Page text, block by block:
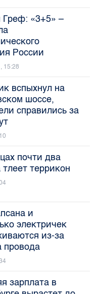
Греф: «3+5» –
России
15:28
вспыхнул на
шоссе,
справились за
почти два
тлеет террикон
и
электричек
из-за
провода
зарплата в